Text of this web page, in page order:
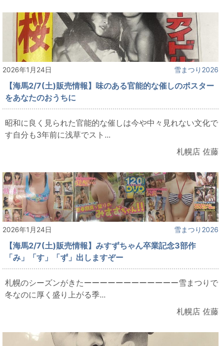
2026年1月24日 雪まつり2026
【海馬2/7(土)販売情報】味のある官能的な催しのポスター
をあなたのおうちに
昭和に良く見られた官能的な催しは今や中々見れない文化で
す自分も3年前に浅草でスト...
札幌店 佐藤
2026年1月24日 雪まつり2026
【海馬2/7(土)販売情報】みすずちゃん卒業記念3部作
「み」「す」「ず」出しますぞー
札幌のシーズンがきたーーーーーーーーーーーー雪まつりで
冬なのに厚く盛り上がる季...
札幌店 佐藤